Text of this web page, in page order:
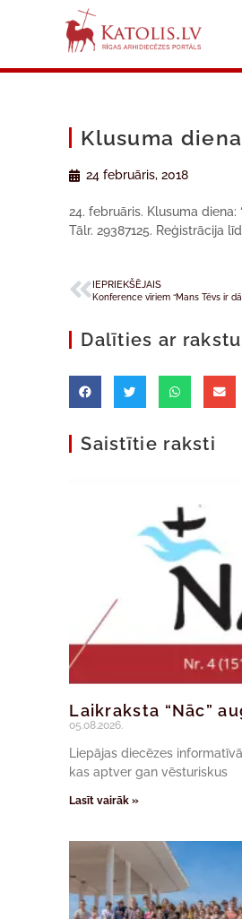
Klusuma
24 februāris, 2018
24. februāris. Klusuma
Tālr. 29387125. Reģistrācija
IEPRIEKŠĒJAIS
Konference vīriem “Mans Tēvs ir
Dalīties ar rakstu
Saistītie raksti
Laikraksta “Nāc”
05.08.2026.
Liepājas diecēzes
kas aptver gan vēsturiskus
Lasīt vairāk »